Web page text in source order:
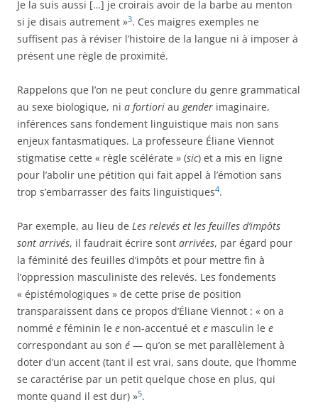
Je la suis aussi […] je croirais avoir de la barbe au menton
si je disais autrement »3. Ces maigres exemples ne
suffisent pas à réviser l’histoire de la langue ni à imposer à
présent une règle de proximité.
Rappelons que l’on ne peut conclure du genre grammatical
au sexe biologique, ni a fortiori au gender imaginaire,
inférences sans fondement linguistique mais non sans
enjeux fantasmatiques. La professeure Éliane Viennot
stigmatise cette « règle scélérate » (sic) et a mis en ligne
pour l’abolir une pétition qui fait appel à l’émotion sans
trop s’embarrasser des faits linguistiques4.
Par exemple, au lieu de Les relevés et les feuilles d’impôts
sont arrivés, il faudrait écrire sont arrivées, par égard pour
la féminité des feuilles d’impôts et pour mettre fin à
l’oppression masculiniste des relevés. Les fondements
« épistémologiques » de cette prise de position
transparaissent dans ce propos d’Éliane Viennot : « on a
nommé e féminin le e non-accentué et e masculin le e
correspondant au son é — qu’on se met parallèlement à
doter d’un accent (tant il est vrai, sans doute, que l’homme
se caractérise par un petit quelque chose en plus, qui
monte quand il est dur) »5.